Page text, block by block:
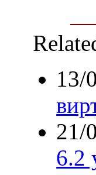
13/
21/
6.2